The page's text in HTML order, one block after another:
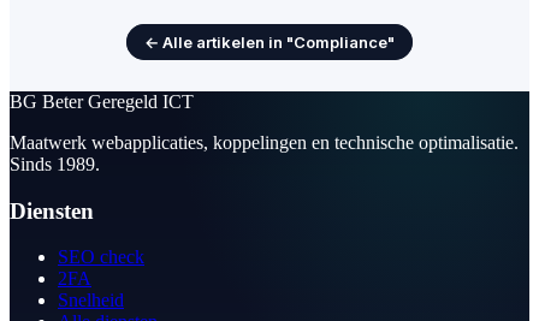
← Alle artikelen in "Compliance"
BG Beter Geregeld ICT
Maatwerk webapplicaties, koppelingen en technische optimalisatie.
Sinds 1989.
Diensten
SEO check
2FA
Snelheid